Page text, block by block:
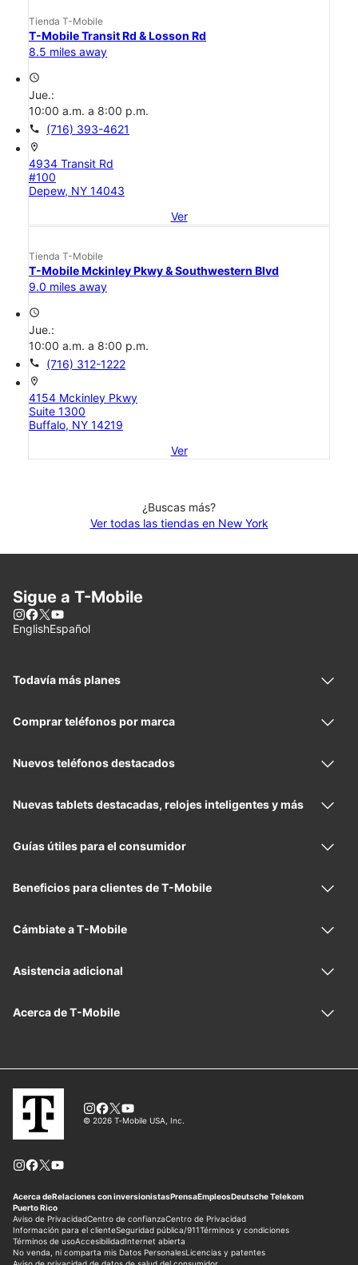
Tienda T-Mobile
T-Mobile Transit Rd & Losson Rd
8.5 miles away
access_time
Jue.:
10:00 a.m. a 8:00 p.m.
call (716) 393-4621
location_on
4934 Transit Rd
#100
Depew, NY 14043
Ver
Tienda T-Mobile
T-Mobile Mckinley Pkwy & Southwestern Blvd
9.0 miles away
access_time
Jue.:
10:00 a.m. a 8:00 p.m.
call (716) 312-1222
location_on
4154 Mckinley Pkwy
Suite 1300
Buffalo, NY 14219
Ver
¿Buscas más?
Ver todas las tiendas en New York